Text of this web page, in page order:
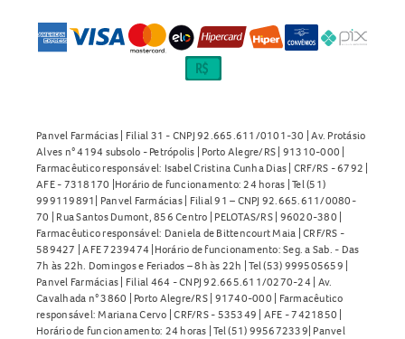
Panvel Farmácias | Filial 31 - CNPJ 92.665.611/0101-30 | Av. Protásio
Alves n° 4194 subsolo - Petrópolis | Porto Alegre/RS | 91310-000 |
Farmacêutico responsável: Isabel Cristina Cunha Dias | CRF/RS - 6792 |
AFE - 7318170 |Horário de funcionamento: 24 horas | Tel (51)
999119891| Panvel Farmácias | Filial 91 – CNPJ 92.665.611/0080-
70 | Rua Santos Dumont, 856 Centro | PELOTAS/RS | 96020-380 |
Farmacêutico responsável: Daniela de Bittencourt Maia | CRF/RS -
589427 | AFE 7239474 |Horário de funcionamento: Seg. a Sab. - Das
7h às 22h. Domingos e Feriados – 8h às 22h | Tel (53) 999505659 |
Panvel Farmácias | Filial 464 - CNPJ 92.665.611/0270-24 | Av.
Cavalhada n° 3860 | Porto Alegre/RS | 91740-000 | Farmacêutico
responsável: Mariana Cervo | CRF/RS - 535349 | AFE - 7421850 |
Horário de funcionamento: 24 horas | Tel (51) 995672339| Panvel